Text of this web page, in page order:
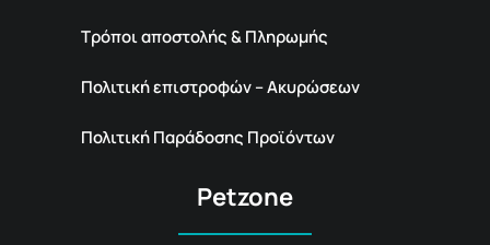
Τρόποι αποστολής & Πληρωμής
Πολιτική επιστροφών – Ακυρώσεων
Πολιτική Παράδοσης Προϊόντων
Petzone